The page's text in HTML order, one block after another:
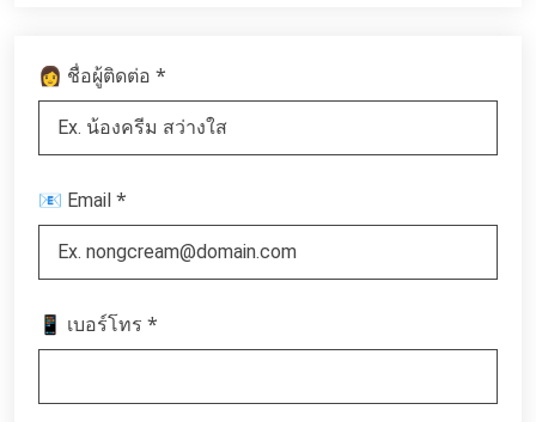
👩 ชื่อผู้ติดต่อ *
📧 Email *
📱 เบอร์โทร *